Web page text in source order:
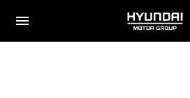
전체
HYUNDAI
MOTOR